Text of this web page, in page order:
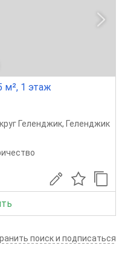
м², 1 этаж
Геленджик, Геленджик
поиск и подписаться